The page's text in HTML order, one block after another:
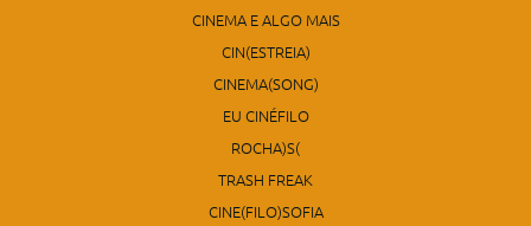
CINEMA E ALGO MAIS
CIN(ESTREIA)
CINEMA(SONG)
EU CINÉFILO
ROCHA)S(
TRASH FREAK
CINE(FILO)SOFIA